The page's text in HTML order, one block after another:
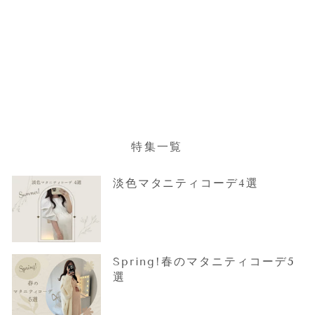
特集一覧
淡色マタニティコーデ4選
Spring!春のマタニティコーデ5
選